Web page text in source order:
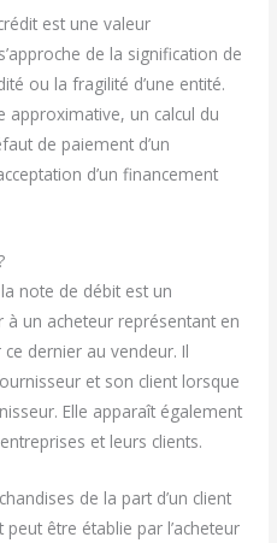
est une valeur
de la signification de
ou la fragilité d’une entité.
approximative, un calcul du
de paiement d’un
d’un financement
note de débit est un
un acheteur représentant en
dernier au vendeur. Il
et son client lorsque
Elle apparaît également
et leurs clients.
de la part d’un client
être établie par l’acheteur